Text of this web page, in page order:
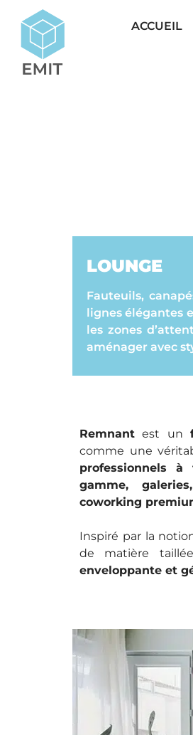
ACCUEIL
LOUNGE
Fauteuils,
lignes élégantes
les zones
aménager avec
Remnant est un
comme une
professionnels
gamme,
coworking
Inspiré par la
de matière
enveloppante et